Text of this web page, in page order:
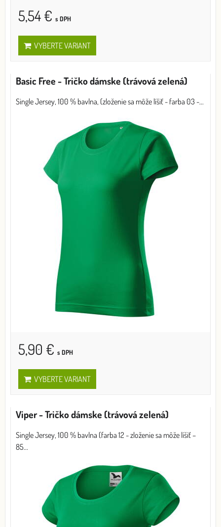
5,54 € s DPH
VYBERTE VARIANT
Basic Free - Tričko dámske (trávová zelená)
Single Jersey, 100 % bavlna, (zloženie sa môže líšiť - farba 03 -...
5,90 € s DPH
VYBERTE VARIANT
Viper - Tričko dámske (trávová zelená)
Single Jersey, 100 % bavlna (farba 12 - zloženie sa môže líšiť –
85...